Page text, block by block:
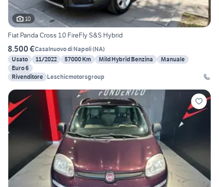
10
Fiat Panda Cross 1.0 FireFly S&S Hybrid
8.500 €Casalnuovo di Napoli(NA)
Usato
11/2022 57000 Km Mild Hybrid Benzina
Manuale
Euro 6
Rivenditore Leschicmotorsgroup